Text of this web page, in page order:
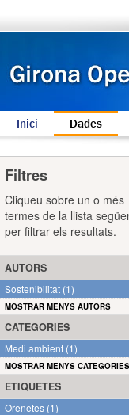
Inici Dades
Filtres
Cliqueu sobre un o més
termes de la llista
per filtrar els resultats.
AUTORS
Sostenibilitat (1)
MOSTRAR MENYS AUTORS
CATEGORIES
Medi ambient (1)
MOSTRAR MENYS CATEGORIES
ETIQUETES
Orenetes (1)